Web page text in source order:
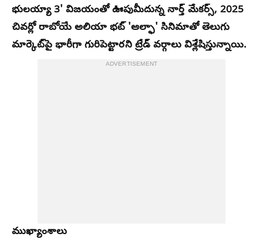
భులయ్యా 3' విజయంతో ఊపుమీదున్న నార్త్ మేకర్స్, 2025
చివర్లో రాబోయే అలియా భట్ 'ఆల్ఫా' సినిమాతో తెలుగు
మార్కెట్‌పై భారీగా గురిపెట్టారని ట్రేడ్ వర్గాలు విశ్లేషిస్తున్నాయి.
ADVERTISEMENT
ముఖ్యాంశాలు